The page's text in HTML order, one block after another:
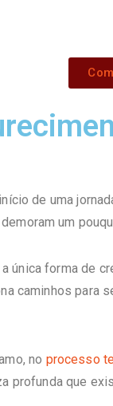
de uma
um
única forma de
caminhos para
no processo
profunda que